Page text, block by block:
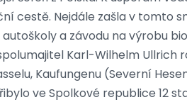
cestě. Nejdále zašla v tomto
a závodu na výrobu
Karl-Wilhelm Ullrich
Kaufungenu (Severní
ve Spolkové republice 12